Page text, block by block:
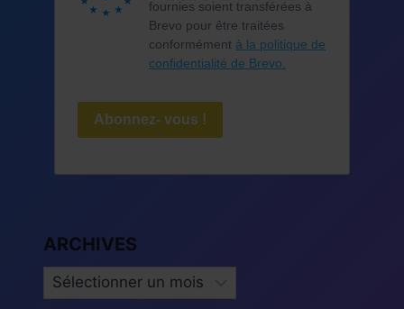
fournies soient transférées à
Brevo pour être traitées
conformément à la politique de
confidentialité de Brevo.
Abonnez- vous !
ARCHIVES
ARCHIVES